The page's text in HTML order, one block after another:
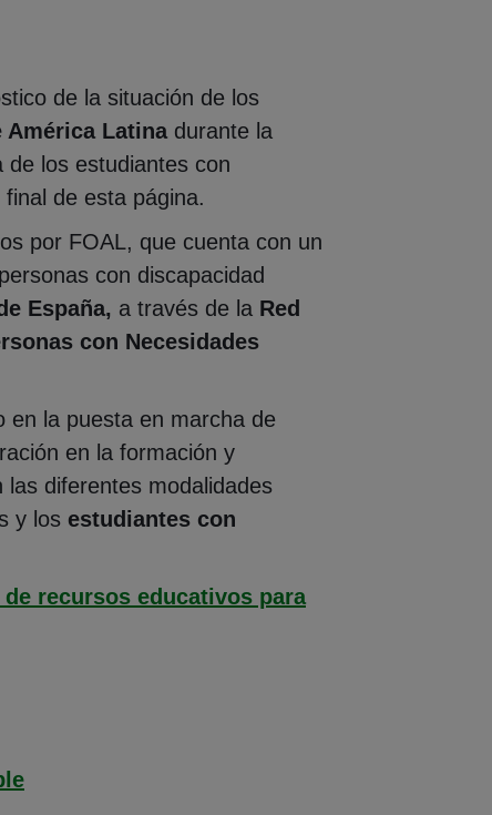
de la situación de los
América Latina durante la
los estudiantes con
de esta página.
por FOAL, que cuenta con un
con discapacidad
España, a través de la Red
con Necesidades
en la puesta en marcha de
en la formación y
diferentes modalidades
y los estudiantes con
de recursos educativos para